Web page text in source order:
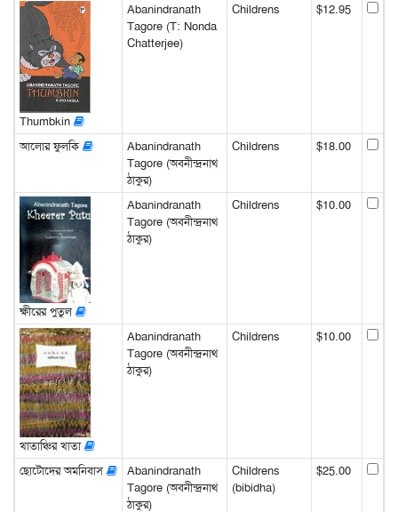
Thumbkin
Abanindranath
Tagore (T: Nonda
Chatterjee)
Childrens $12.95
আলোর ফুলকি
Abanindranath
Tagore (অবনীন্দ্রনাথ
ঠাকুর)
Childrens $18.00
ক্ষীরের পুতুল
Abanindranath
Tagore (অবনীন্দ্রনাথ
ঠাকুর)
Childrens $10.00
খাতাঞ্চির খাতা
Abanindranath
Tagore (অবনীন্দ্রনাথ
ঠাকুর)
Childrens $10.00
ছোটোদের অমনিবাস
Abanindranath
Tagore (অবনীন্দ্রনাথ
ঠাকুর)
Childrens
(bibidha)
$25.00